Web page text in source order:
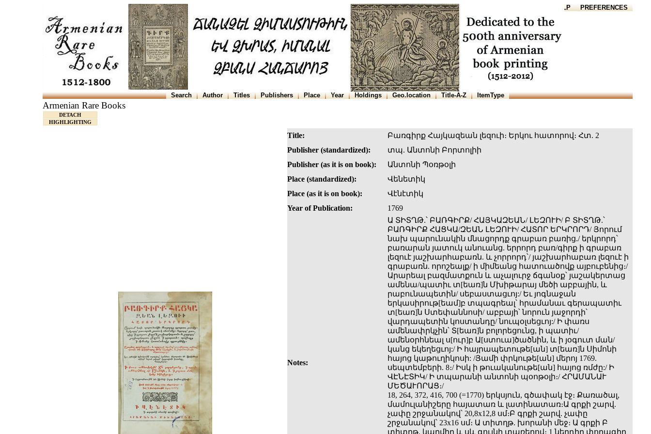
HELP PREFERENCES
Search Author Titles Publishers Place Year Holdings Geo.location Title-A-Z ItemType
Armenian Rare Books
DETACH
HIGHLIGHTING
Title:
Բառգիրք Հայկազեան լեզուի։ Երկու հատորով։ Հտ. 2
Publisher (standardized):
տպ. Անտոնի Բորտոլիի
Publisher (as it is on book):
Անտոնի Պօռթօլի
Place (standardized):
Վենետիկ
Place (as it is on book):
Վէնէտիկ
Year of Publication:
1769
Notes:
Ա ՏԻՏՂԹ.՝ ԲԱՌԳԻՐՔ/ ՀԱՅԿԱԶԵԱՆ/ ԼԵԶՈՒԻ/ Բ ՏԻՏՂԹ.՝
ԲԱՌԳԻՐՔ ՀԱՑԿԱ/ԶԵԱՆ ԼԵԶՈՒԻ/ ՀԱՏՈՐ ԵՐԿՐՈՐԴ/ Յորում
նախ պարունակին մնացորդք գրաբառ բառից./ երկրորդ՝
բառարան յատուկ անուանց. երրորդ բառ/գիրք ի գրաբառ
լեզուէ յաշխարհաբառն. և չորրորդ՝/ յաշխարհաբառ լեզուէ ի
գրաբառն. որոշեալք/ ի միմեանց հատուածովք այբուբենից։/
Արարեալ բազմատքուն և աչալուրջ ճգանօք՝ յաշակերտաց
ամենա/պատիւ տ[եառ]ն Մխիթարայ մեծի աբբային, և
րաբունապետին/ սեբաստացւոյ:/ Եւ յոգնաջան
երկասիրութ[եամ]բ տպագրեալ՝ հրամանաւ գերապատիւ
տ[եառ]ն Ստեփաննոսի/ աբբայի՝ նորուն յաջորդի՝
վարդապետին կոստանդը/ նուպօլսեցւոյ:/ Ի փառս
ամենափրկչին՝ Տ[եառ]ն բոլորեցունց, ի պատիւ/
ամենօրհնեալ ս[ուր]բ Ա[ստուա]ծածնին, և ի յօգուտ ման/
կանց եկեղեցւոյ:/ Ի հայրապետութե[ան] տ[եառ]ն Սիմոնի
հայոց կաթուղիկոսի: /Յամի փրկութե[ան] մերոյ 1769.
սեպտեմբերի. 8։/ Իսկ ի թուականութե[ան] հայոց ռմժը:/ Ի
ՎԷՆԷՏԻԿ/ Ի տպարանի անտոնի պօոթօլի։/ ՀՐԱՄԱՆԱՒ
ՄԵԾԱՒՈՐԱՑ։/
18, 264, 372, 416, 700 (=1770) երկսյուն, գծափակ էջ։ Քառածալ,
մամուլանիշերը հայատառ և լատինատառ։Ա գրքի շարվ.
չափը շրջանակով՝ 20,8x12,8 սմ։Բ գրքի շարվ. չափը
շրջանակով՝ 23x16 սմ։ Ա տիտղթ. խորանի մեջ։ Ա գրքի Բ
տիտղթ. կարմիր և սև գույնի տառերով։ 1 ներդիր փորագիր